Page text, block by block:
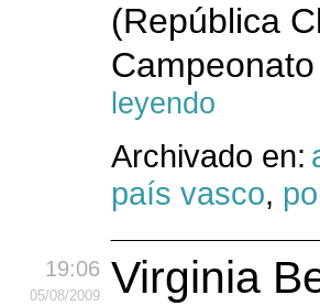
(República
leyendo
Archivado en:
país vasco,
19:06
05/08/2009 Virginia